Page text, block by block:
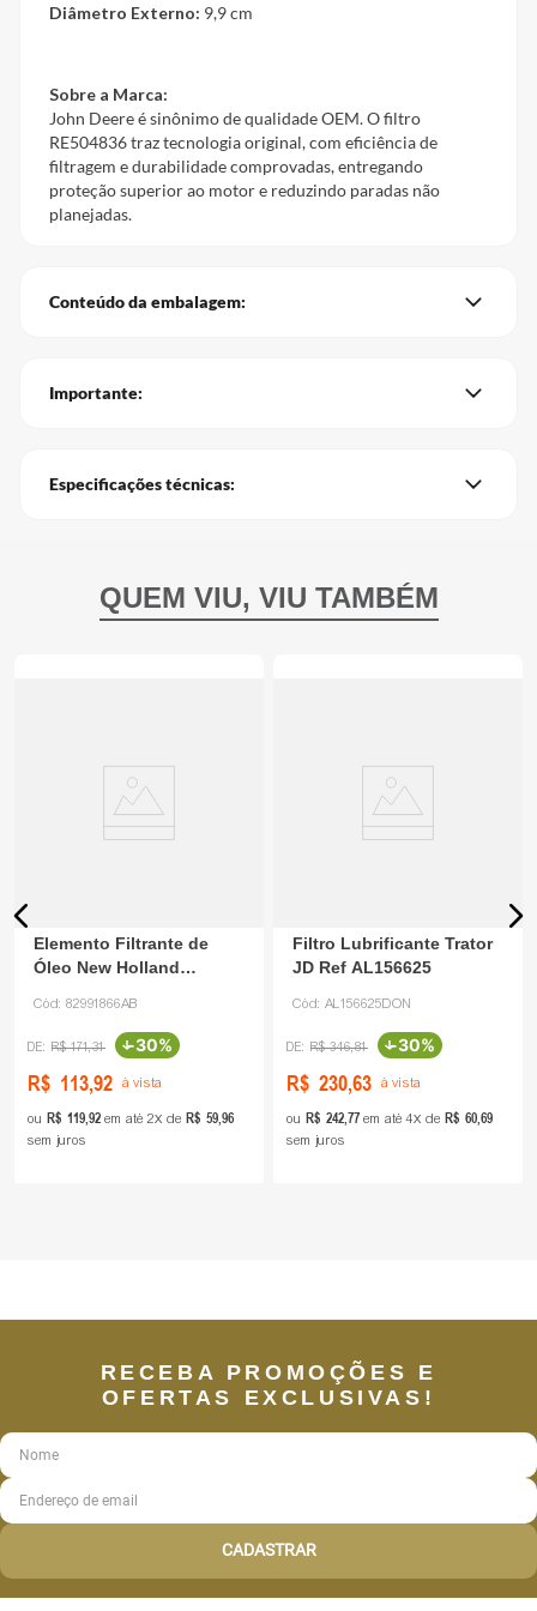
Diâmetro Externo: 9,9 cm
Sobre a Marca:
John Deere é sinônimo de qualidade OEM. O filtro
RE504836 traz tecnologia original, com eficiência de
filtragem e durabilidade comprovadas, entregando
proteção superior ao motor e reduzindo paradas não
planejadas.
Conteúdo da embalagem:
Importante:
Especificações técnicas:
Elemento Filtrante de
Óleo New Holland
Cód: 82991866AB
R$ 171,31 -30%
R$ 113,92 à vista
ou R$ 11992 em até 2 de R$ 5996
sem juros
Filtro Lubrificante Trator
JD Ref AL156625
Cód: AL156625DON
R$ 346,81 -30%
R$ 230,63 à vista
ou R$ 24277 em até4 de R$ 6069
sem juros
RECEBA PROMOÇÕES E
OFERTAS EXCLUSIVAS!
CADASTRAR